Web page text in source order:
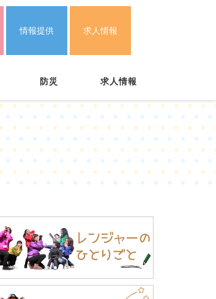
情報提供 求人情報
防災 求人情報